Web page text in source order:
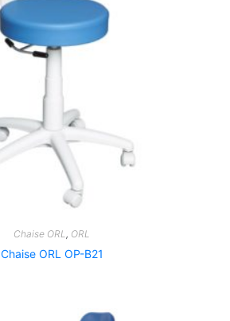
Chaise ORL, ORL
Chaise ORL OP-B21